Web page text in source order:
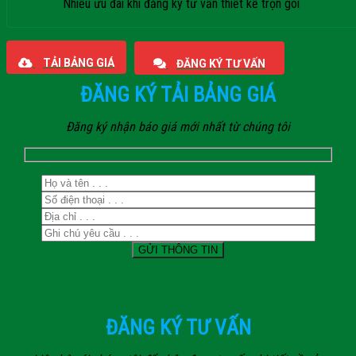
Nhiều ưu đãi khi đăng ký tư vấn thiết kế trọn gói
TẢI BẢNG GIÁ ĐĂNG KÝ TƯ VẤN
ĐĂNG KÝ TẢI BẢNG GIÁ
Đăng ký nhận báo giá mới nhất từ chúng tôi
ĐĂNG KÝ TƯ VẤN